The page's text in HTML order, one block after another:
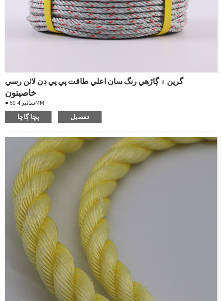
گرين ۽ ڳاڙهي رنگ سان اعلي طاقت پي پي ڊن لائن رسي
خاصيتون
● سائيز 4-60MM
● ڳاڙهو رنگ ڳاڙهي ٽريسر سان
● ڊگھائي ترتيب ڏئي سگهجي ٿو
● گلي ۾ طاقت جو نقصان نه ٿيو
● اسٽور گلي
● سڙڻ ۽ ڦڦڙن جي مزاحمت ڪري ٿو
● اعليٰ سنڀال
● پاڻيءَ ۾ تري ٿو
● آساني سان spliced
پڇا ڳاڇا تفصيل